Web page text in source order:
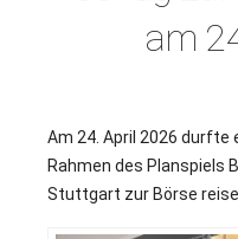
am
Am 24. April 2026 durfte
Rahmen des Planspiels
Stuttgart zur Börse